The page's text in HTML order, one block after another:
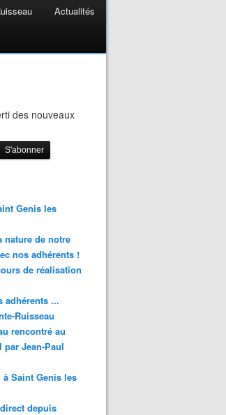
Actualités
des nouveaux
Genis les
nature de notre
nos adhérents !
de réalisation
adhérents ...
Ruisseau
rencontré au
par Jean-Paul
à Saint Genis les
depuis